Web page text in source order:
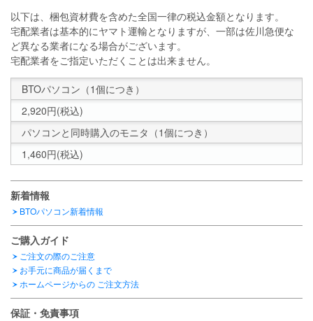
以下は、梱包資材費を含めた全国一律の税込金額となります。
宅配業者は基本的にヤマト運輸となりますが、一部は佐川急便な
ど異なる業者になる場合がございます。
宅配業者をご指定いただくことは出来ません。
BTOパソコン（1個につき）
2,920円(税込)
パソコンと同時購入のモニタ（1個につき）
1,460円(税込)
新着情報
BTOパソコン新着情報
ご購入ガイド
ご注文の際のご注意
お手元に商品が届くまで
ホームページからの ご注文方法
保証・免責事項